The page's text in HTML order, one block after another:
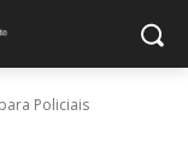
Policiais